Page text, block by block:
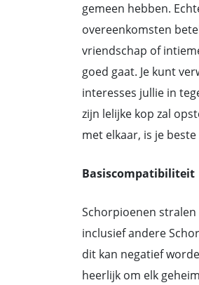
gemeen hebben.
overeenkomsten
vriendschap of
goed gaat. Je kunt
interesses jullie in
zijn lelijke kop zal
met elkaar, is je
Basiscompatibiliteit
Schorpioenen
inclusief andere
dit kan negatief
heerlijk om elk